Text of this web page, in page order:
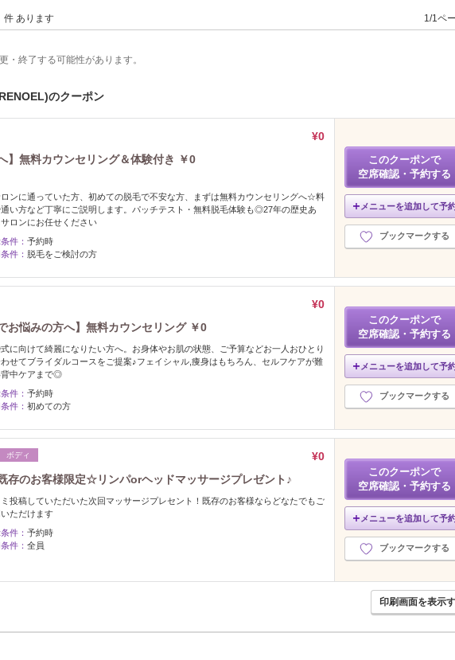
件 あります 1/1ペ
・終了する可能性があります。
のクーポン
¥0
】無料カウンセリング＆体験付き ￥0
ンに通っていた方、初めての脱毛で不安な方、まずは無料カウンセリングへ☆料
い方など丁寧にご説明します。パッチテスト・無料脱毛体験も◎27年の歴史あ
ロンにお任せください
件： 予約時
件： 脱毛をご検討の方
このクーポンで
空席確認・予約する
メニューを追加して予
ブックマークする
¥0
お悩みの方へ】無料カウンセリング ￥0
に向けて綺麗になりたい方へ。お身体やお肌の状態、ご予算などお一人おひとり
せてブライダルコースをご提案♪フェイシャル,痩身はもちろん、セルフケアが難
背中ケアまで◎
件： 予約時
件： 初めての方
このクーポンで
空席確認・予約する
メニューを追加して予
ブックマークする
ボディ
¥0
存のお客様限定☆リンパorヘッドマッサージプレゼント♪
ミ投稿していただいた次回マッサージプレセント！既存のお客様ならどなたでもご
ただけます
件： 予約時
件： 全員
このクーポンで
空席確認・予約する
メニューを追加して予
ブックマークする
印刷画面を表示